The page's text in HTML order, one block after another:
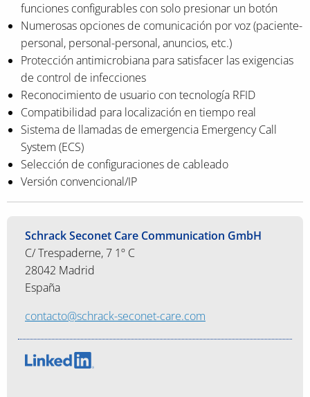
funciones configurables con solo presionar un botón
Numerosas opciones de comunicación por voz (paciente-
personal, personal-personal, anuncios, etc.)
Protección antimicrobiana para satisfacer las exigencias
de control de infecciones
Reconocimiento de usuario con tecnología RFID
Compatibilidad para localización en tiempo real
Sistema de llamadas de emergencia Emergency Call
System (ECS)
Selección de configuraciones de cableado
Versión convencional/IP
Schrack Seconet Care Communication GmbH
C/ Trespaderne, 7 1º C
28042 Madrid
España
contacto@schrack-seconet-care.com